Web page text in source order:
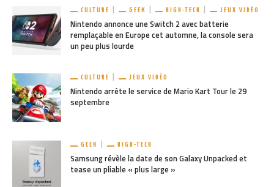
CULTURE GEEK HIGH-TECH JEUX VIDÉO
Nintendo annonce une Switch 2 avec batterie
remplaçable en Europe cet automne, la console sera
un peu plus lourde
CULTURE JEUX VIDÉO
Nintendo arrête le service de Mario Kart Tour le 29
septembre
GEEK HIGH-TECH
Samsung révèle la date de son Galaxy Unpacked et
tease un pliable « plus large »